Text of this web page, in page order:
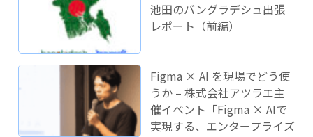
池田のバングラデシュ出張
レポート（前編）
Figma × AI を現場でどう使
うか – 株式会社アツラエ主
催イベント「Figma × AIで
実現する、エンタープライズ